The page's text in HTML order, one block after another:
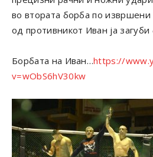
во втората борба по
од противникот Иван ја
Борбата на Иван…https://
v=wObS6hV30kw